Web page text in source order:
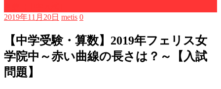
2019年11月20日 metis 0
【中学受験・算数】2019年フェリス女
学院中～赤い曲線の長さは？～【入試
問題】